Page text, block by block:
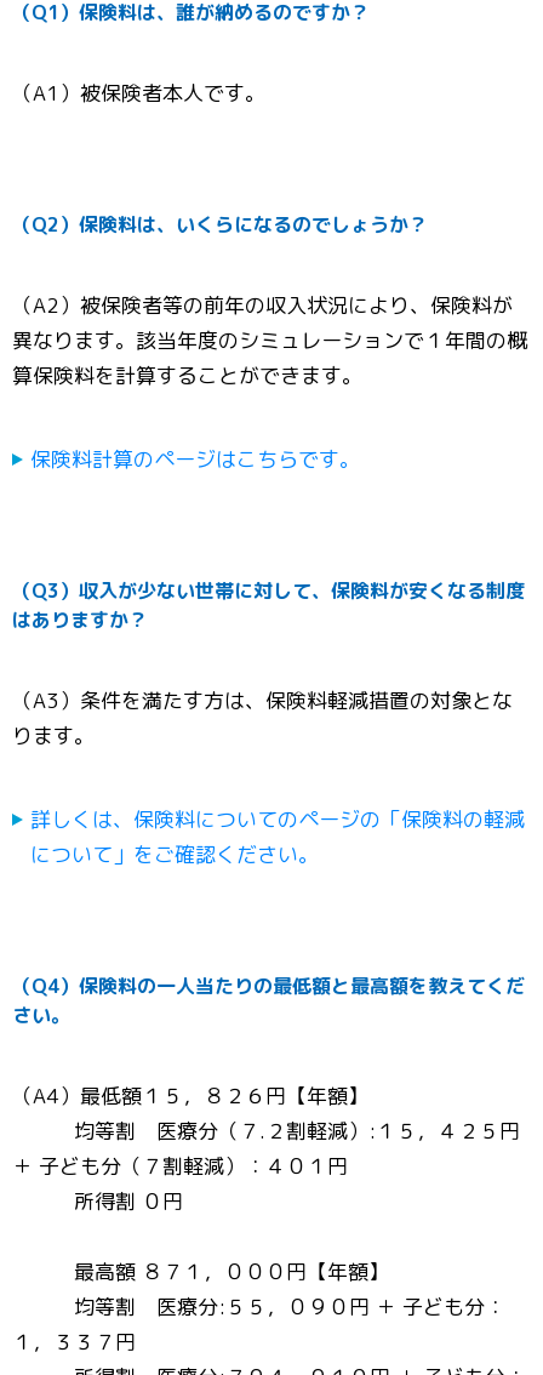
（Q1）保険料は、誰が納めるのですか？
（A1）被保険者本人です。
（Q2）保険料は、いくらになるのでしょうか？
（A2）被保険者等の前年の収入状況により、保険料が
異なります。該当年度のシミュレーションで１年間の概
算保険料を計算することができます。
保険料計算のページはこちらです。
（Q3）収入が少ない世帯に対して、保険料が安くなる制度
はありますか？
（A3）条件を満たす方は、保険料軽減措置の対象とな
ります。
詳しくは、保険料についてのページの「保険料の軽減
について」をご確認ください。
（Q4）保険料の一人当たりの最低額と最高額を教えてくだ
さい。
（A4）最低額１５，８２６円【年額】
均等割 医療分（７.２割軽減）:１５，４２５円
＋ 子ども分（７割軽減）：４０１円
所得割 ０円
最高額 ８７１，０００円【年額】
均等割 医療分:５５，０９０円 ＋ 子ども分：
１，３３７円